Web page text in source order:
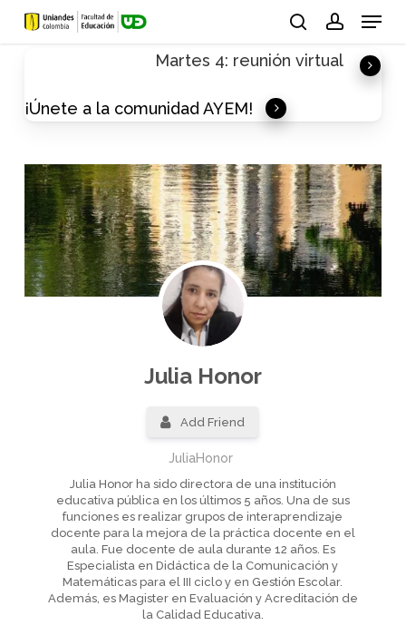
Skip
Menu
Martes 4: reunión virtual
¡Únete a la comunidad AYEM!
Julia Honor
Add Friend
JuliaHonor
Julia Honor ha sido directora de una institución
educativa pública en los últimos 5 años. Una de sus
funciones es realizar grupos de interaprendizaje
docente para la mejora de la práctica docente en el
aula. Fue docente de aula durante 12 años. Es
Especialista en Didáctica de la Comunicación y
Matemáticas para el III ciclo y en Gestión Escolar.
Además, es Magister en Evaluación y Acreditación de
la Calidad Educativa.